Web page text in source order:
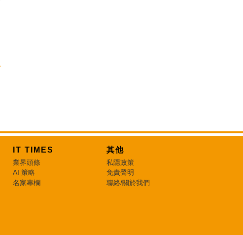
IT TIMES
業界頭條
AI 策略
名家專欄
其他
私隱政策
免責聲明
聯絡/關於我們